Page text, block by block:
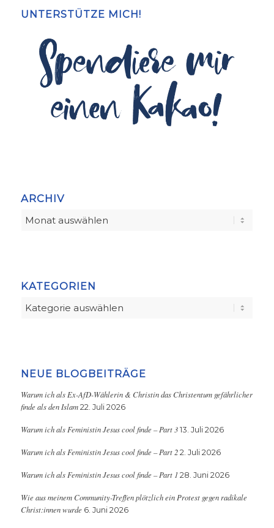
UNTERSTÜTZE MICH!
ARCHIV
KATEGORIEN
Kategorien
NEUE BLOGBEITRÄGE
Warum ich als Ex-AfD-Wählerin & Christin das Christentum gefährlicher
finde als den Islam 22. Juli 2026
Warum ich als Feministin Jesus cool finde – Part 3 13. Juli 2026
Warum ich als Feministin Jesus cool finde – Part 2 2. Juli 2026
Warum ich als Feministin Jesus cool finde – Part 1 28. Juni 2026
Wie aus meinem Community-Treffen plötzlich ein Protest gegen radikale
Christ:innen wurde 6. Juni 2026